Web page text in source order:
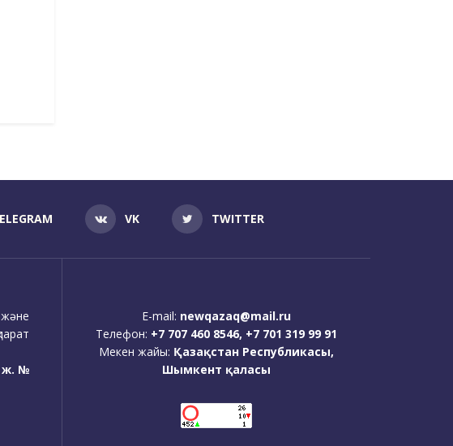
VK TWITTER
ж. №
E-mail: newqazaq@mail.ru
Телефон: +7 707 460 8546, +7 701 319 99 91
Мекен жайы: Қазақстан Республикасы,
Шымкент қаласы